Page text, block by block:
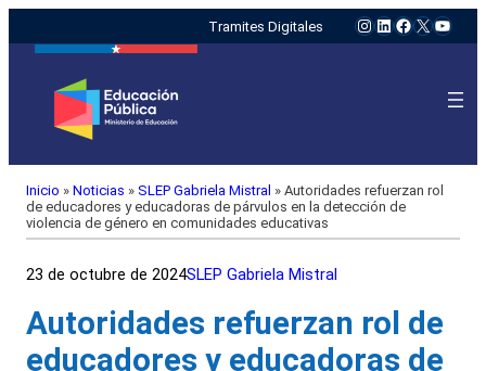
Tramites Digitales Instagram
LinkedIn
Facebook
X
Inicio » Noticias » SLEP Gabriela Mistral » Autoridades refuerzan rol
de educadores y educadoras de párvulos en la detección de
violencia de género en comunidades educativas
23 de octubre de 2024SLEP Gabriela Mistral
Autoridades refuerzan rol de
educadores y educadoras de